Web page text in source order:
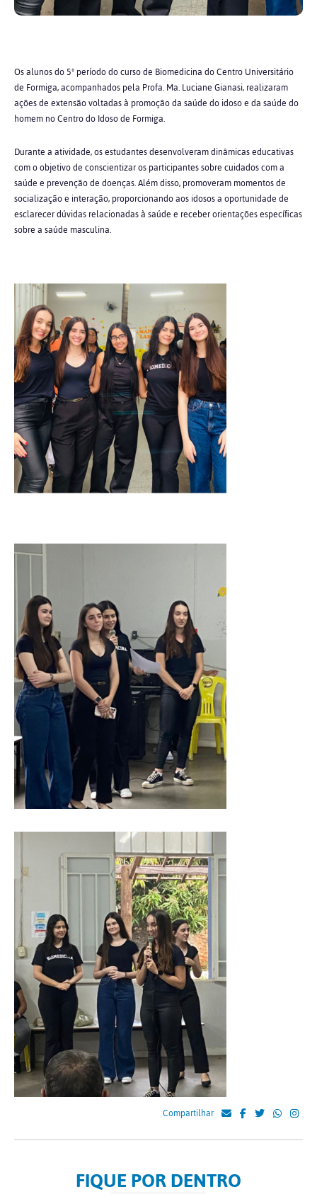
Os alunos do 5º período do curso de Biomedicina do Centro Universitário
de Formiga, acompanhados pela Profa. Ma. Luciane Gianasi, realizaram
ações de extensão voltadas à promoção da saúde do idoso e da saúde do
homem no Centro do Idoso de Formiga.
Durante a atividade, os estudantes desenvolveram dinâmicas educativas
com o objetivo de conscientizar os participantes sobre cuidados com a
saúde e prevenção de doenças. Além disso, promoveram momentos de
socialização e interação, proporcionando aos idosos a oportunidade de
esclarecer dúvidas relacionadas à saúde e receber orientações específicas
sobre a saúde masculina.
Compartilhar
FIQUE POR DENTRO